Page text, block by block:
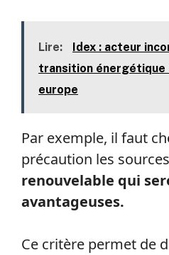
Lire:
Idex : acteur
transition énergétique
europe
Par exemple, il faut
précaution les
renouvelable qui
avantageuses.
Ce critère permet de